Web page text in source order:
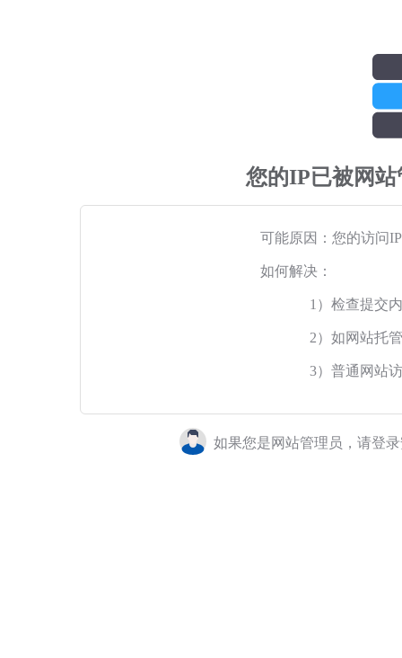
您的IP已被网
可能原因：您的访问
如何解决：
1）检查提交
2）如网站托
3）普通网站
如果您是网站管理员，请登